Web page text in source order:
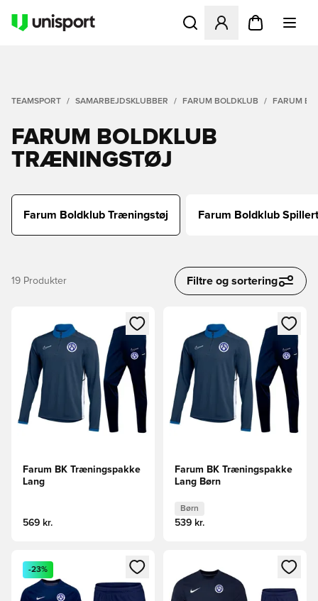
Åbner en Modal til at
TEAMSPORT SAMARBEJDSKLUBBER FARUM BOLDKLUB FARUM
FARUM BOLDKLUB
TRÆNINGSTØJ
Farum Boldklub Træningstøj Farum Boldklub
19 Produkter Filtre og sortering
Åbner en Modal til at logge ind eller tilmelde dig som
Farum BK Træningspakke
Lang
569 kr.
Åbner en Modal til at logge
Farum BK Træningspakke
Lang Børn
Børn
539 kr.
Åbner en Modal til at logge ind eller tilmelde dig som
-23%
Åbner en Modal til at logge